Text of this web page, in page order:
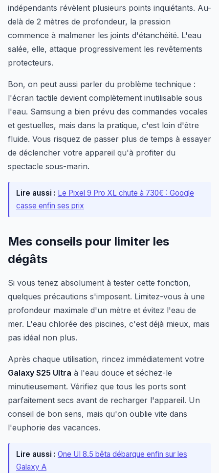
indépendants révèlent plusieurs points inquiétants. Au-
delà de 2 mètres de profondeur, la pression
commence à malmener les joints d'étanchéité. L'eau
salée, elle, attaque progressivement les revêtements
protecteurs.
Bon, on peut aussi parler du problème technique :
l'écran tactile devient complètement inutilisable sous
l'eau. Samsung a bien prévu des commandes vocales
et gestuelles, mais dans la pratique, c'est loin d'être
fluide. Vous risquez de passer plus de temps à essayer
de déclencher votre appareil qu'à profiter du
spectacle sous-marin.
Lire aussi : Le Pixel 9 Pro XL chute à 730€ : Google
casse enfin ses prix
Mes conseils pour limiter les
dégâts
Si vous tenez absolument à tester cette fonction,
quelques précautions s'imposent. Limitez-vous à une
profondeur maximale d'un mètre et évitez l'eau de
mer. L'eau chlorée des piscines, c'est déjà mieux, mais
pas idéal non plus.
Après chaque utilisation, rincez immédiatement votre
Galaxy S25 Ultra à l'eau douce et séchez-le
minutieusement. Vérifiez que tous les ports sont
parfaitement secs avant de recharger l'appareil. Un
conseil de bon sens, mais qu'on oublie vite dans
l'euphorie des vacances.
Lire aussi : One UI 8.5 bêta débarque enfin sur les
Galaxy A